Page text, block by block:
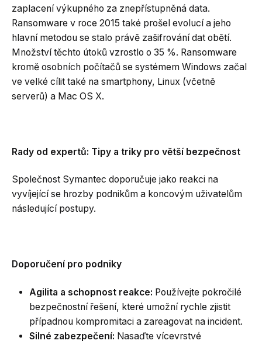
zaplacení výkupného za znepřístupněná data.
Ransomware v roce 2015 také prošel evolucí a jeho
hlavní metodou se stalo právě zašifrování dat obětí.
Množství těchto útoků vzrostlo o 35 %. Ransomware
kromě osobních počítačů se systémem Windows začal
ve velké cílit také na smartphony, Linux (včetně
serverů) a Mac OS X.
Rady od expertů: Tipy a triky pro větší bezpečnost
Společnost Symantec doporučuje jako reakci na
vyvíjející se hrozby podnikům a koncovým uživatelům
následující postupy.
Doporučení pro podniky
Agilita a schopnost reakce: Používejte pokročilé
bezpečnostní řešení, které umožní rychle zjistit
případnou kompromitaci a zareagovat na incident.
Silné zabezpečení: Nasaďte vícevrstvé